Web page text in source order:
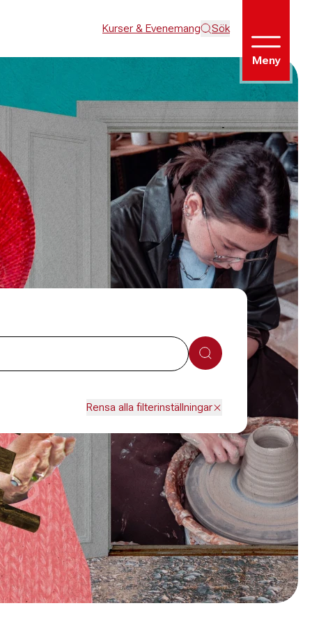
Kurser & Evenemang Sök
Meny
Sök
Rensa alla filterinställningar